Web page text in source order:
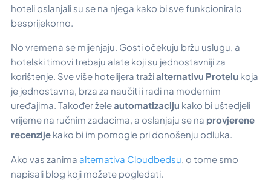
hoteli oslanjali su se na njega kako bi sve funkcioniralo
besprijekorno.
No vremena se mijenjaju. Gosti očekuju bržu uslugu, a
hotelski timovi trebaju alate koji su jednostavniji za
korištenje. Sve više hotelijera tražialternativu Protelu koja
je jednostavna, brza za naučiti i radi na modernim
uređajima. Također želeautomatizaciju kako bi uštedjeli
vrijeme na ručnim zadacima, a oslanjaju se na provjerene
recenzije kako bi im pomogle pri donošenju odluka.
Ako vas zanima alternativa Cloudbedsu , o tome smo
napisali blog koji možete pogledati.